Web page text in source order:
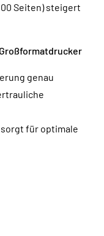
Seiten) steigert
genau
sorgt für optimale